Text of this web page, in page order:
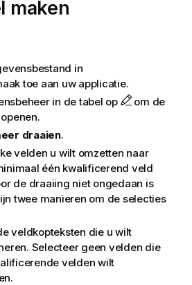
maken
in
toe aan uw applicatie.
in de tabel op
om de
draaien.
velden u wilt omzetten naar
één kwalificerend veld
de draaiing niet ongedaan is
twee manieren om de selecties
veldkopteksten die u wilt
Selecteer geen velden die
velden wilt